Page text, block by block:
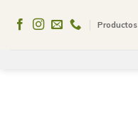
Productos